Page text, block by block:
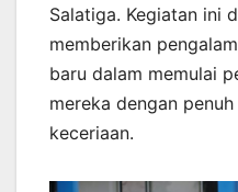
Salatiga. Kegiatan ini
memberikan
baru dalam memulai
mereka dengan
keceriaan.